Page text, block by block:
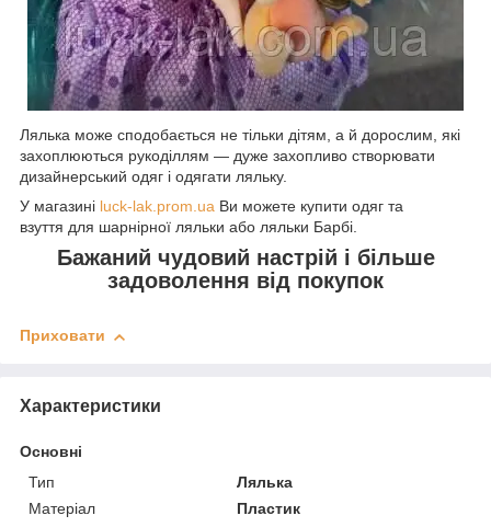
Лялька може сподобається не тільки дітям, а й дорослим, які
захоплюються рукоділлям — дуже захопливо створювати
дизайнерський одяг і одягати ляльку.
У магазині luck-lak.prom.ua Ви можете купити одяг та
взуття для шарнірної ляльки або ляльки Барбі.
Бажаний чудовий настрій і більше
задоволення від покупок
Приховати
Характеристики
Основні
Тип
Лялька
Матеріал
Пластик